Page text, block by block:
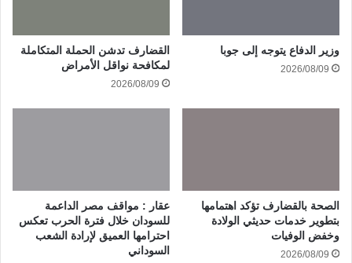
وزير الدفاع يتوجه إلى جوبا
2026/08/09
القضارف تدشن الحملة المتكاملة
لمكافحة نواقل الأمراض
2026/08/09
الصحة بالقضارف تؤكد اهتمامها
بتطوير خدمات حديثي الولادة
وخفض الوفيات
2026/08/09
عقار : مواقف مصر الداعمة
للسودان خلال فترة الحرب تعكس
احترامها العميق لإرادة الشعب
السوداني